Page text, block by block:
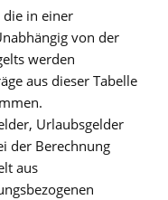
in einer
von der
werden
aus dieser Tabelle
Urlaubsgelder
der Berechnung
aus